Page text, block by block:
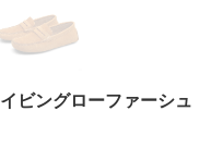
ビングローファーシュ